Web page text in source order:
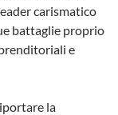
carismatico
battaglie proprio
e
la